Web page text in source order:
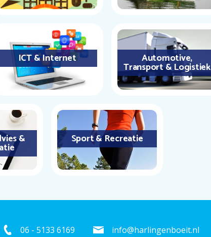
ICT & Internet Automotive,
Transport & Logistiek
& Sport & Recreatie
06 - 5133 6169 info@harlingenboeit.nl